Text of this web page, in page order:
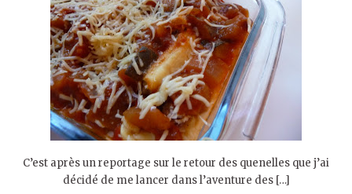
C’est après un reportage sur le retour des quenelles que j’ai
décidé de me lancer dans l’aventure des […]